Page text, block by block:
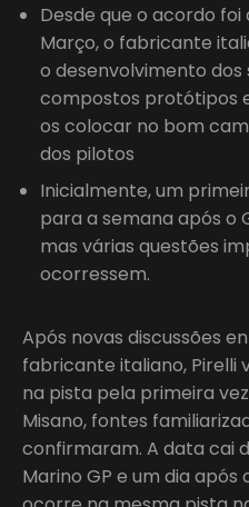
Desde que o acordo
Março, o fabricante
o desenvolvimento dos
compostos protótipos
os colocar no bom
dos pilotos
Inicialmente, um
para a semana após o
mas várias questões
ocorressem.
Após novas discussões
fabricante italiano, Pirelli
na pista pela primeira
Misano, fontes
confirmaram. A data cai
Marino GP e um dia após